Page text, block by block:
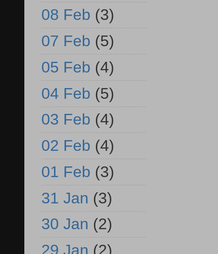
08 Feb (3)
07 Feb (5)
05 Feb (4)
04 Feb (5)
03 Feb (4)
02 Feb (4)
01 Feb (3)
31 Jan (3)
30 Jan (2)
29 Jan (2)